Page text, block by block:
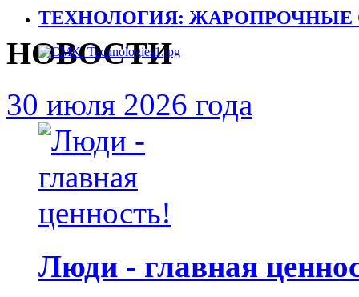
ТЕХНОЛОГИЯ:
НОВОСТИ
30 июля 2026 года
Люди - главная